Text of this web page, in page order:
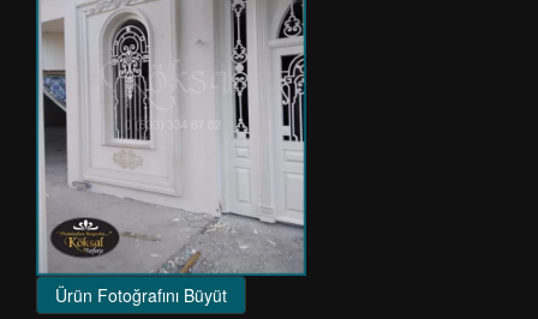
Ürün Fotoğrafını Büyüt